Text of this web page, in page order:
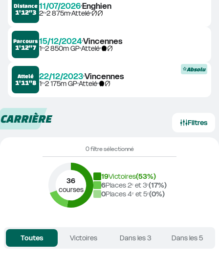
Distance
1'12"3
11/07/2026Enghien
2ᵉ2 875mAttelé
Parcours
1'12"7
15/12/2024Vincennes
1ᵉ2 850m GPAttelé
Attelé
1'11"8
22/12/2023Vincennes
1ᵉ2 175m GPAttelé
Absolu
CARRIÈRE Filtres
0 filtre sélectionné
36
courses
19Victoires(53%)
6Places 2ᵉ et 3ᵉ(17%)
0Places 4ᵉ et 5ᵉ(0%)
Toutes Victoires Dans les 3 Dans les 5